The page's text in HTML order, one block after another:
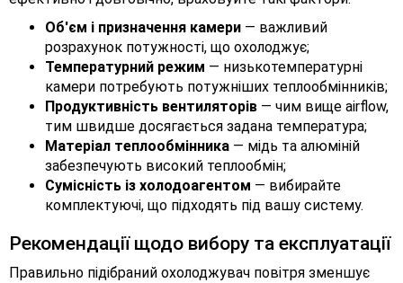
Об'єм і призначення камери — важливий
розрахунок потужності, що охолоджує;
Температурний режим — низькотемпературні
камери потребують потужніших теплообмінників;
Продуктивність вентиляторів — чим вище airflow,
тим швидше досягається задана температура;
Матеріал теплообмінника — мідь та алюміній
забезпечують високий теплообмін;
Сумісність із холодоагентом — вибирайте
комплектуючі, що підходять під вашу систему.
Рекомендації щодо вибору та експлуатації
Правильно підібраний охолоджувач повітря зменшує